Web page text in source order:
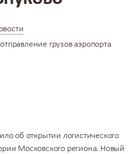
грузов аэропорта
об открытии логистического
Московского региона. Новый